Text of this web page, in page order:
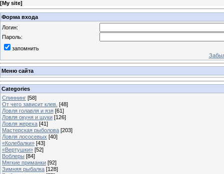
[My site]
Форма входа
Логин:
Пароль:
запомнить
Меню сайта
Categories
Спиннинг [58]
От чего зависит клев. [48]
Ловля голавля и язя [61]
Ловля окуня и щуки [126]
Ловля жереха [41]
Мастерская рыболова [203]
Ловля лососевых [40]
«Колебалки» [43]
«Вертушки» [52]
Воблеры [84]
Мягкие приманки [92]
Зимняя рыбалка [128]